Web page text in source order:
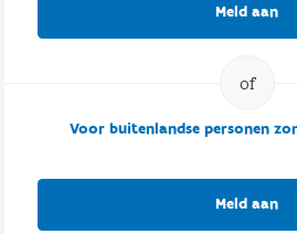
Meld aan
Voor buitenlandse personen
Meld aan